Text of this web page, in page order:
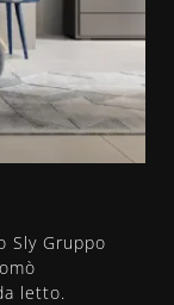
Sly Gruppo
letto.